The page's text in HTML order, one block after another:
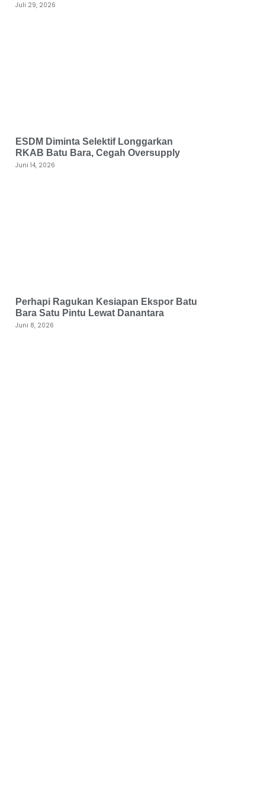
Juli 29, 2026
ESDM Diminta Selektif Longgarkan
RKAB Batu Bara, Cegah Oversupply
Juni 14, 2026
Perhapi Ragukan Kesiapan Ekspor Batu
Bara Satu Pintu Lewat Danantara
Juni 8, 2026